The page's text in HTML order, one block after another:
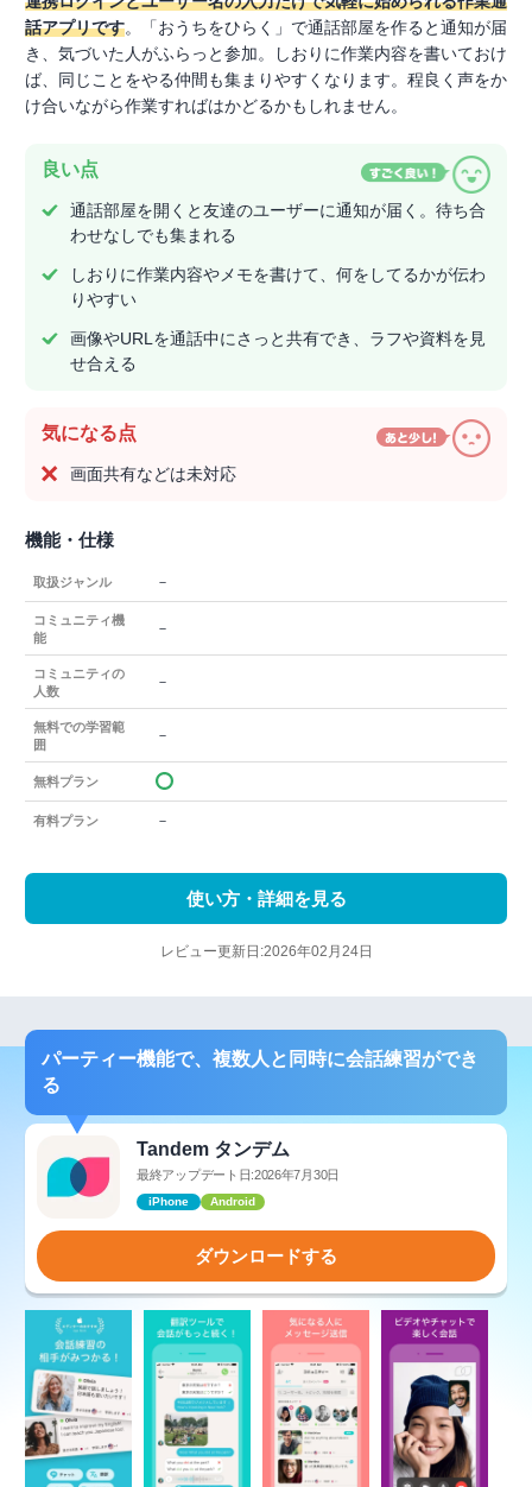
話アプリです。「おうちをひらく」で通話部屋を作ると通知が届
き、気づいた人がふらっと参加。しおりに作業内容を書いておけ
ば、同じことをやる仲間も集まりやすくなります。程良く声をか
け合いながら作業すればはかどるかもしれません。
良い点
通話部屋を開くと友達のユーザーに通知が届く。待ち合
わせなしでも集まれる
しおりに作業内容やメモを書けて、何をしてるかが伝わ
りやすい
画像やURLを通話中にさっと共有でき、ラフや資料を見
せ合える
気になる点
画面共有などは未対応
機能・仕様
取扱ジャンル －
コミュニティ機
能
－
コミュニティの
人数
－
無料での学習範
囲
－
無料プラン
有料プラン －
使い方・詳細を見る
レビュー更新日:2026年02月24日
パーティー機能で、複数人と同時に会話練習ができ
る
Tandem タンデム
最終アップデート日:2026年7月30日
iPhone Android
ダウンロードする